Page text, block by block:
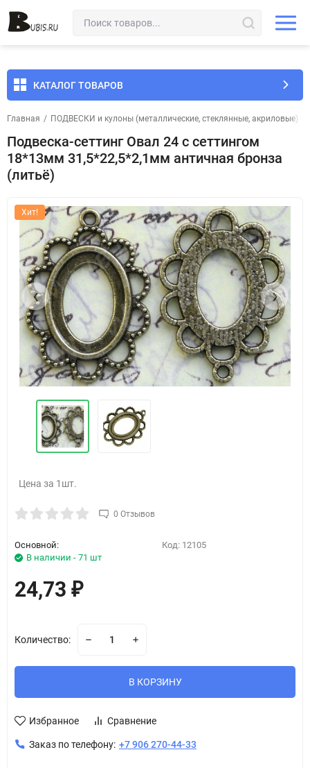
КАТАЛОГ ТОВАРОВ
Главная / ПОДВЕСКИ и кулоны (металлические, стеклянные, акриловые)
Подвеска-сеттинг Овал 24 с сеттингом
18*13мм 31,5*22,5*2,1мм античная бронза
(литьё)
Хит!
‹ ›
Цена за 1шт.
0 Отзывов
Основной:
В наличии - 71 шт
Код: 12105
24,73 ₽
Количество:
В КОРЗИНУ
Избранное Сравнение
Заказ по телефону: +7 906 270-44-33